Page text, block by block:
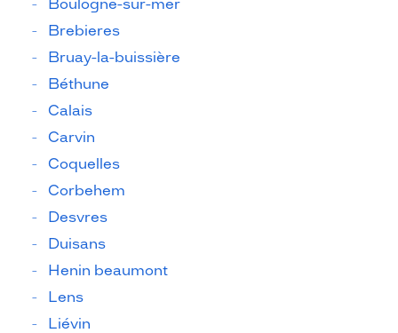
Boulogne-sur-mer
Brebieres
Bruay-la-buissière
Béthune
Calais
Carvin
Coquelles
Corbehem
Desvres
Duisans
Henin beaumont
Lens
Liévin